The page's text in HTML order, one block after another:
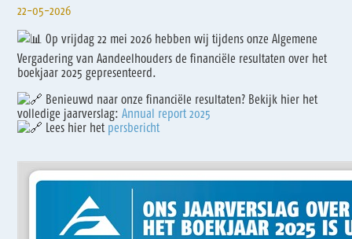
22-05-2026
Op vrijdag 22 mei 2026 hebben wij tijdens onze Algemene
Vergadering van Aandeelhouders de financiële resultaten over het
boekjaar 2025 gepresenteerd.
Benieuwd naar onze financiële resultaten? Bekijk hier het
volledige jaarverslag:Annual report 2025
Lees hier het persbericht